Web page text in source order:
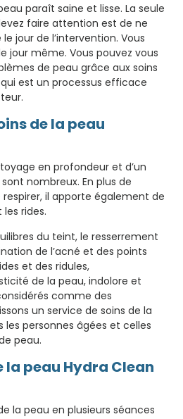
paraît saine et lisse. La seule
faire attention est de ne
jour de l’intervention. Vous
jour même. Vous pouvez vous
de peau grâce aux soins
est un processus efficace
de la peau
en profondeur et d’un
nombreux. En plus de
il apporte également de
rides.
du teint, le resserrement
de l’acné et des points
et des ridules,
de la peau, indolore et
comme des
un service de soins de la
les personnes âgées et celles
peau.
la peau Hydra Clean
la peau en plusieurs séances